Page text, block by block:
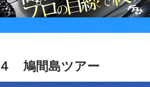
４ 鳩間島ツアー